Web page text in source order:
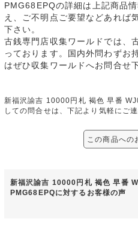
PMG68EPQの詳細は上記商品
え、ご不明点ご要望などあれば
下さい。
古銭専門店収集ワールドでは、
っております。国内外問わずお
はぜひ収集ワールドへお問合せ
新福沢諭吉 10000円札 褐色 早番
しての問合せは、下記より気軽にご連
この商品への
新福沢諭吉 10000円札 褐色 早番
PMG68EPQに対するお客様の声